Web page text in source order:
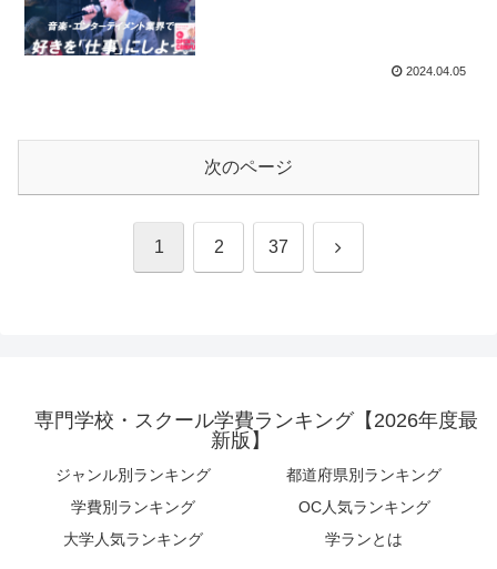
2024.04.05
次のページ
1 2 37 次
専門学校・スクール学費ランキング【2026年度最
新版】
ジャンル別ランキング
都道府県別ランキング
学費別ランキング
OC人気ランキング
大学人気ランキング
学ランとは